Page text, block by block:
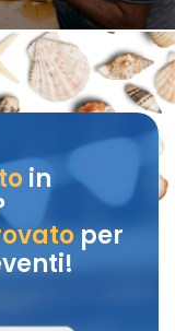
in
per